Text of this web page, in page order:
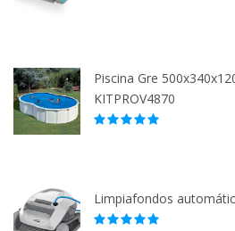
Piscina Gre
KITPROV4870
Limpiafondos